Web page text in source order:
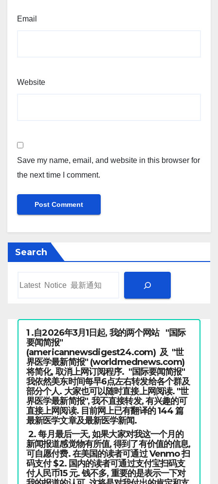
Email
Website
Save my name, email, and website in this browser for
the next time I comment.
Search
1 .自2026年3月1日起, 我的两个网站 "国际
要闻简报"
(americannewsdigest24.com) 及 "世
界医学最新简报" (worldmednews.com)
将简化, 取消上网订阅程序. "国际要闻简报"
我依然美东时间每早6点左右转发给各个群及
部分个人. 大家也可以随时直接上网阅读. "世
界医学最新简报", 我不直接转发, 有兴趣的可
直接上网阅读. 目前网上已有翻译的 144 篇
最新医学文章及最新医学新闻.
2. 每月最后一天, 如果大家对我这一个月的
新闻报道感觉物有所值, 得到了有价值的信息,
可自愿付费. 在美国的读者可通过 Venmo 扫
码支付 $2. 国内的读者可通过支付宝扫码支
付人民币15 元. 钱不多, 重要的是表示一下对